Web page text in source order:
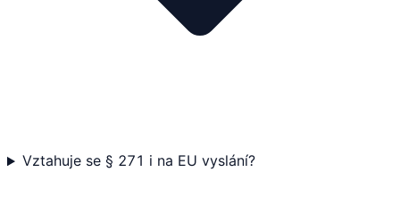
Vztahuje se § 271 i na EU vyslání?